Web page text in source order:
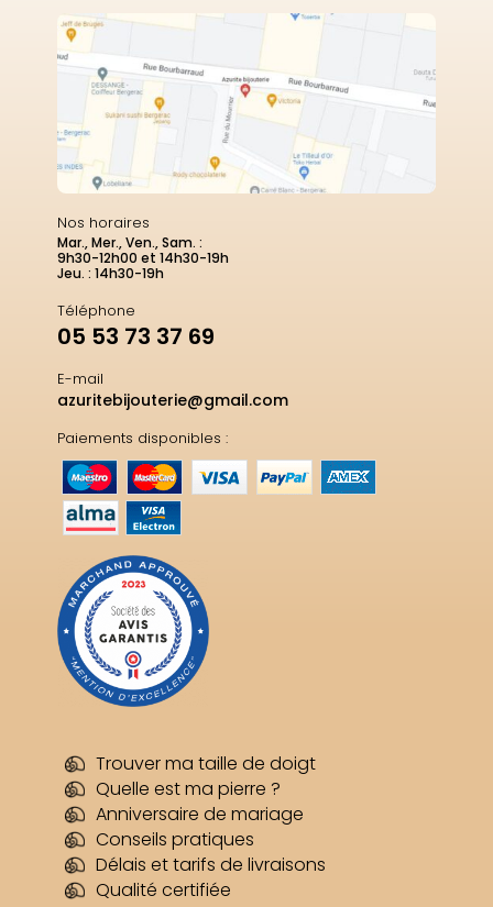
Nos horaires
Mar., Mer., Ven., Sam. :
9h30-12h00 et 14h30-19h
Jeu. : 14h30-19h
Téléphone
05 53 73 37 69
E-mail
azuritebijouterie@gmail.com
Paiements disponibles :
Trouver ma taille de doigt
Quelle est ma pierre ?
Anniversaire de mariage
Conseils pratiques
Délais et tarifs de livraisons
Qualité certifiée